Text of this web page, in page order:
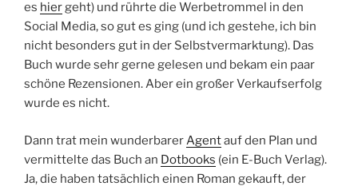
es hiergeht) und rührte die Werbetrommel in den
Social Media, so gut es ging (und ich gestehe, ich bin
nicht besonders gut in der Selbstvermarktung). Das
Buch wurde sehr gerne gelesen und bekam ein paar
schöne Rezensionen. Aber ein großer Verkaufserfolg
wurde es nicht.
Dann trat mein wunderbarer Agentauf den Plan und
vermittelte das Buch an Dotbooks (ein E-Buch Verlag).
Ja, die haben tatsächlich einen Roman gekauft, der